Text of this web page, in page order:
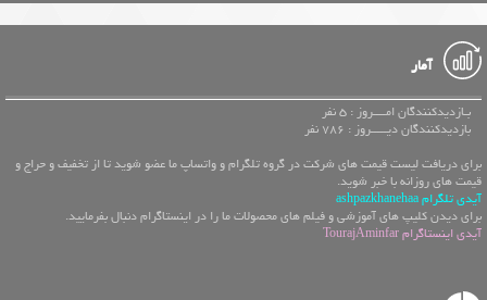
آمار
بـازدیدکنندگان امــــروز : 5 نفر
بازدیدکنندگان دیـــــروز : 786 نفر
برای دریافت لیست قیمت های شرکت در گروه تلگرام و واتساپ ما عضو شوید تا از تخفیف و حراج و
قیمت های روزانه با خبر شوید.
آیدی تلگرام ashpazkhanehaa
برای دیدن کلیپ های آموزشی و فیلم های محصولات ما را در اینستاگرام دنبال بفرمایید.
آیدی اینستاگرام TourajAminfar